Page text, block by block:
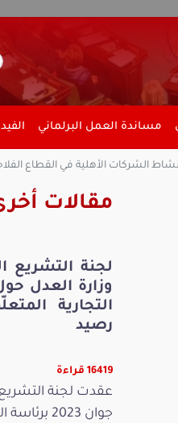
مساندة العمل البرلماني
الشركات الأهلية في القطاع
مقالات
لجنة التشريع
التجارية
رصيد
16419 قراءة
جوان 2023